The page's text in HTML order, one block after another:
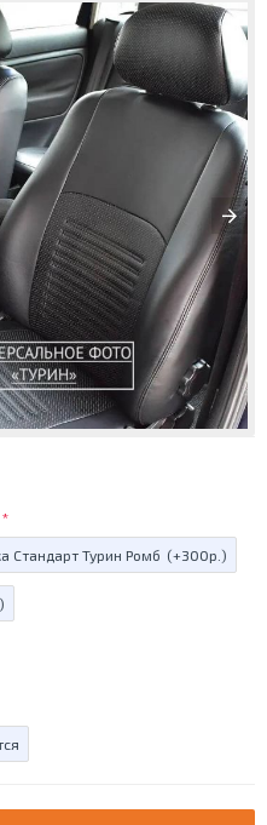
Стандарт Турин Ромб (+300р.)